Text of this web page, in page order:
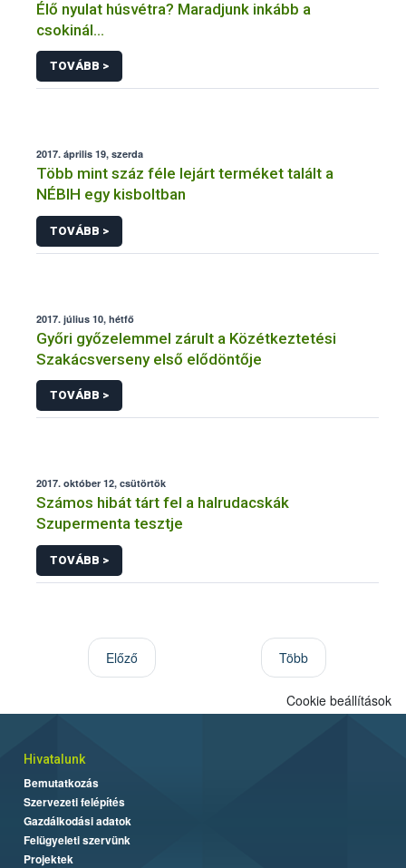
Élő nyulat húsvétra? Maradjunk inkább a
csokinál…
TOVÁBB >
2017. április 19, szerda
Több mint száz féle lejárt terméket talált a
NÉBIH egy kisboltban
TOVÁBB >
2017. július 10, hétfő
Győri győzelemmel zárult a Közétkeztetési
Szakácsverseny első elődöntője
TOVÁBB >
2017. október 12, csütörtök
Számos hibát tárt fel a halrudacskák
Szupermenta tesztje
TOVÁBB >
Előző Több
Cookie beállítások
Hivatalunk
Bemutatkozás
Szervezeti felépítés
Gazdálkodási adatok
Felügyeleti szervünk
Projektek